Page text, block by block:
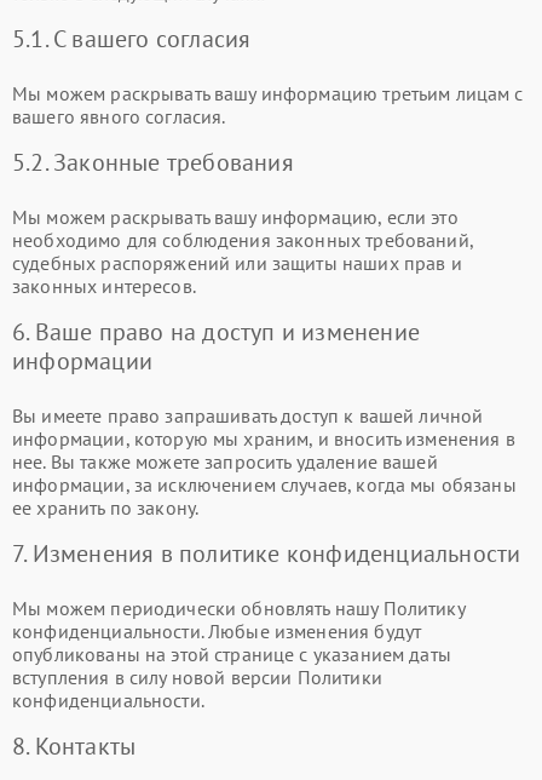
5.1. С вашего согласия
Мы можем раскрывать вашу информацию третьим лицам с
вашего явного согласия.
5.2. Законные требования
Мы можем раскрывать вашу информацию, если это
необходимо для соблюдения законных требований,
судебных распоряжений или защиты наших прав и
законных интересов.
6. Ваше право на доступ и изменение
информации
Вы имеете право запрашивать доступ к вашей личной
информации, которую мы храним, и вносить изменения в
нее. Вы также можете запросить удаление вашей
информации, за исключением случаев, когда мы обязаны
ее хранить по закону.
7. Изменения в политике конфиденциальности
Мы можем периодически обновлять нашу Политику
конфиденциальности. Любые изменения будут
опубликованы на этой странице с указанием даты
вступления в силу новой версии Политики
конфиденциальности.
8. Контакты